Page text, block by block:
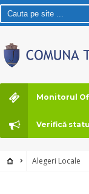
Monitorul
Verifică
Alegeri Locale